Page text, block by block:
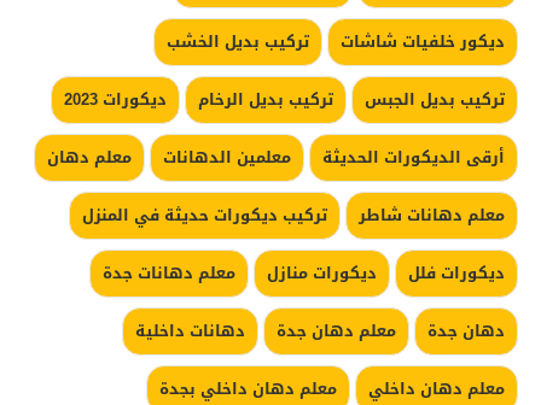
ديكور خلفيات شاشات
تركيب بديل الخشب
تركيب بديل الجبس
تركيب بديل الرخام
ديكورات 2023
أرقى الديكورات الحديثة
معلمين الدهانات
معلم دهان
معلم دهانات شاطر
تركيب ديكورات حديثة في المنزل
ديكورات فلل
ديكورات منازل
معلم دهانات جدة
دهان جدة
معلم دهان جدة
دهانات داخلية
معلم دهان داخلي
معلم دهان داخلي بجدة